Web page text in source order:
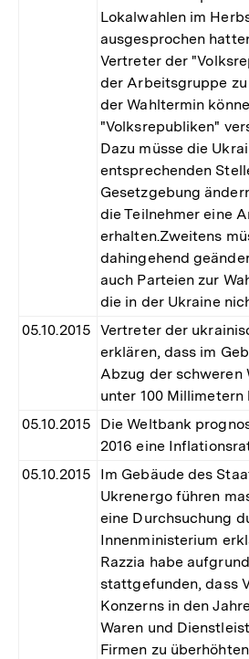
Lokalwahlen im
ausgesprochen
Vertreter der
der Arbeitsgruppe
der Wahltermin
"Volksrepubliken"
Dazu müsse die
entsprechenden
Gesetzgebung
die Teilnehmer eine
erhalten.Zweitens
dahingehend
auch Parteien zur
die in der Ukraine
05.10.2015 Vertreter der
erklären, dass im
Abzug der schweren
unter 100 Millimetern
05.10.2015
Die Weltbank
2016 eine
05.10.2015
Im Gebäude des
Ukrenergo führen
eine Durchsuchung
Innenministerium
Razzia habe
stattgefunden, dass
Konzerns in den
Waren und
Firmen zu